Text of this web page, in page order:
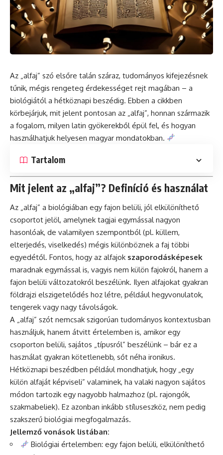
Az „alfaj” szó elsőre talán száraz, tudományos kifejezésnek
tűnik, mégis rengeteg érdekességet rejt magában – a
biológiától a hétköznapi beszédig. Ebben a cikkben
körbejárjuk, mit jelent pontosan az „alfaj”, honnan származik
a fogalom, milyen latin gyökerekből épül fel, és hogyan
használhatjuk helyesen magyar mondatokban.
Tartalom
Mit jelent az „alfaj”? Definíció és használat
Az „alfaj” a biológiában egy fajon belüli, jól elkülöníthető
csoportot jelöl, amelynek tagjai egymással nagyon
hasonlóak, de valamilyen szempontból (pl. küllem,
elterjedés, viselkedés) mégis különböznek a faj többi
egyedétől. Fontos, hogy az alfajok szaporodásképesek
maradnak egymással is, vagyis nem külön fajokról, hanem a
fajon belüli változatokról beszélünk. Ilyen alfajokat gyakran
földrajzi elszigetelődés hoz létre, például hegyvonulatok,
tengerek vagy nagy távolságok.
A „alfaj” szót nemcsak szigorúan tudományos kontextusban
használjuk, hanem átvitt értelemben is, amikor egy
csoporton belüli, sajátos „típusról” beszélünk – bár ez a
használat gyakran kötetlenebb, sőt néha ironikus.
Hétköznapi beszédben például mondhatjuk, hogy „egy
külön alfaját képviseli” valaminek, ha valaki nagyon sajátos
módon tartozik egy nagyobb halmazhoz (pl. rajongók,
szakmabeliek). Ez azonban inkább stíluseszköz, nem pedig
szakszerű biológiai megfogalmazás.
Jellemző vonások listában:
Biológiai értelemben: egy fajon belüli, elkülöníthető